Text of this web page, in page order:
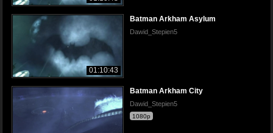
01:10:43
Batman Arkham Asylum
Dawid_Stepien5
Batman Arkham City
Dawid_Stepien5
1080p